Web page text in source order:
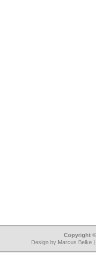
Copyright
Design by Marcus Belke